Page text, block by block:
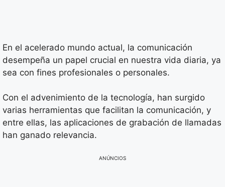
En el acelerado mundo actual, la comunicación
desempeña un papel crucial en nuestra vida diaria, ya
sea con fines profesionales o personales.
Con el advenimiento de la tecnología, han surgido
varias herramientas que facilitan la comunicación, y
entre ellas, las aplicaciones de grabación de llamadas
han ganado relevancia.
ANÚNCIOS